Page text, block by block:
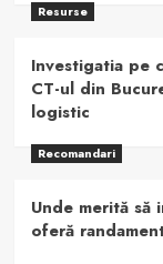
Resurse
Investigatia pe
CT-ul din
logistic
Recomandari
Unde merită să
oferă